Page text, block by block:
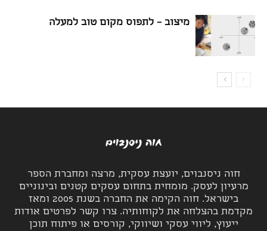
מיצוב – לתפוס מקום טוב למעלה
חוה ניסנבוים, יועצת עסקית, מרצה ומחברת הספר
מרעיון לעסק. מומחית בתחום עסקים קטנים ובינוניים
בישראל. חוה הקימה את החברה בשנת 2005 ומאז
מקדמת בהצלחה את לקוחותיה. צרו קשר לפרטים אודות
ייעוץ, ליווי עסקי ושיווקי, קורסים או פיתוח תוכן